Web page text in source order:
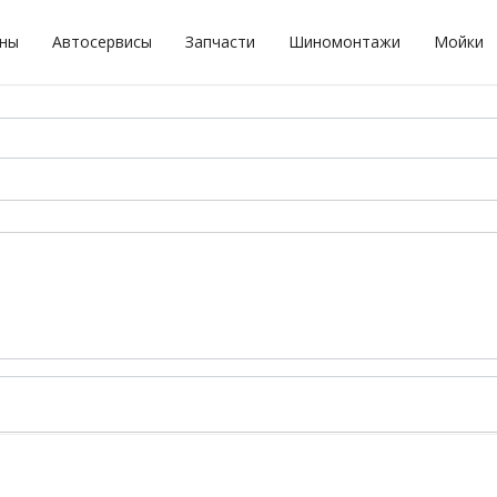
Автосервисы Запчасти Шиномонтажи Мойки